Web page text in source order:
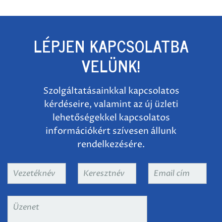
LÉPJEN KAPCSOLATBA
VELÜNK!
Szolgáltatásainkkal kapcsolatos
kérdéseire, valamint az új üzleti
lehetőségekkel kapcsolatos
információkért szívesen állunk
rendelkezésére.
Vezetéknév Keresztnév
Email
Üzenet